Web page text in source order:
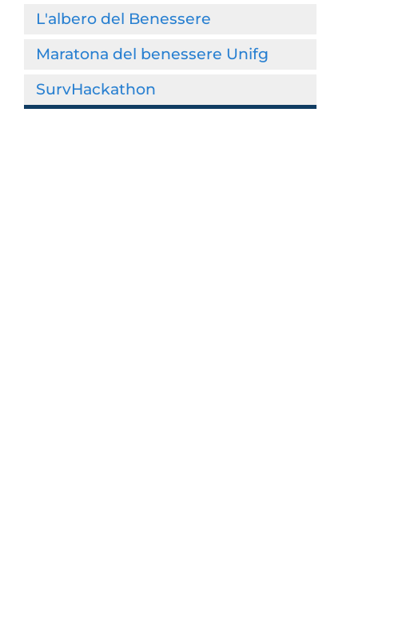
L'albero del Benessere
Maratona del benessere Unifg
SurvHackathon